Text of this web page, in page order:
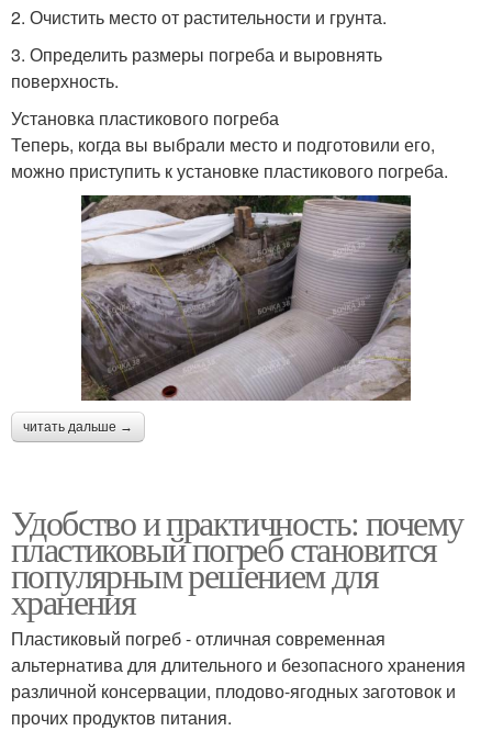
2. Очистить место от растительности и грунта.
3. Определить размеры погреба и выровнять
поверхность.
Установка пластикового погреба
Теперь, когда вы выбрали место и подготовили его,
можно приступить к установке пластикового погреба.
читать дальше →
Удобство и практичность: почему
пластиковый погреб становится
популярным решением для
хранения
Пластиковый погреб - отличная современная
альтернатива для длительного и безопасного хранения
различной консервации, плодово-ягодных заготовок и
прочих продуктов питания.